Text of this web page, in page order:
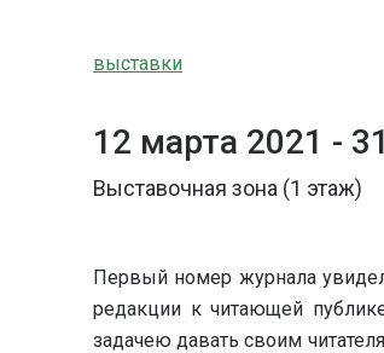
выставки
12 марта 2021 -
Выставочная зона (1 этаж)
Первый номер журнала
редакции к читающей
задачею давать своим